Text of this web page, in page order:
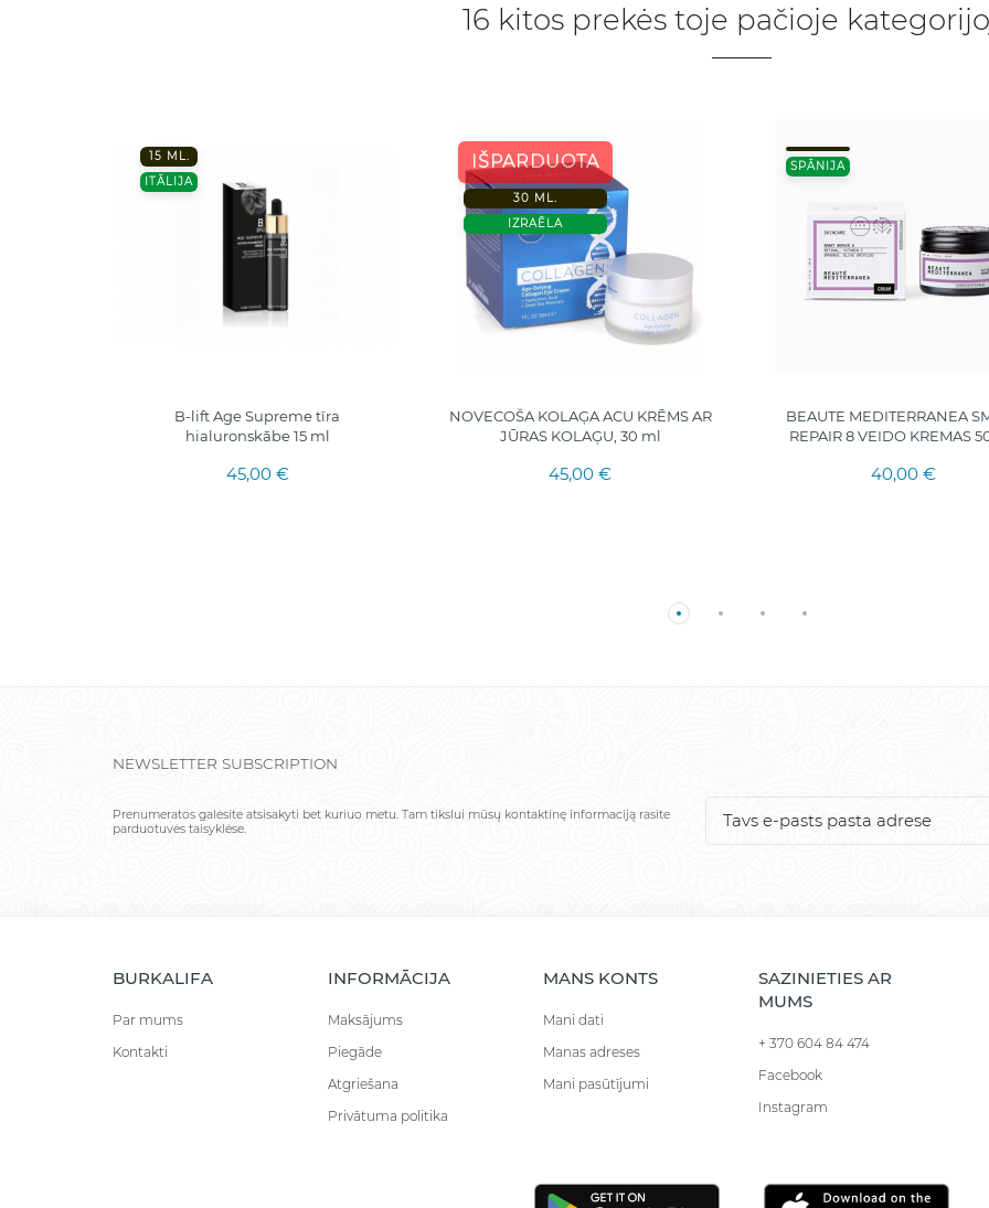
16 kitos prekės toje pačioje
15 ML.
ITĀLIJA
B-lift Age Supreme tīra
hialuronskābe 15 ml
45,00 €
IŠPARDUOTA
30 ML.
IZRAĒLA
NOVECOŠA KOLAĢA ACU KRĒMS AR
JŪRAS KOLAĢU, 30 ml
45,00 €
SPĀNIJA
BEAUTE MEDITERRANEA
REPAIR 8 VEIDO KREMAS
40,00 €
NEWSLETTER SUBSCRIPTION
Prenumeratos galėsite atsisakyti bet kuriuo metu. Tam tikslui mūsų kontaktinę informaciją rasite
parduotuvės taisyklėse.
BURKALIFA
Par mums
Kontakti
INFORMĀCIJA
Maksājums
Piegāde
Atgriešana
Privātuma politika
MANS KONTS
Mani dati
Manas adreses
Mani pasūtījumi
SAZINIETIES AR
MUMS
+ 370 604 84 474
Facebook
Instagram